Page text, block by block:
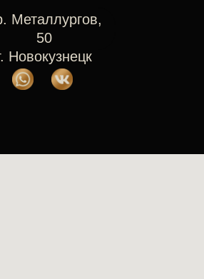
Металлургов,
50
Новокузнецк